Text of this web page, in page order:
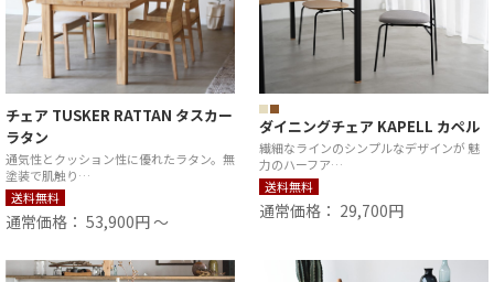
チェア TUSKER RATTAN タスカー
ラタン
通気性とクッション性に優れたラタン。無
塗装で肌触り…
送料無料
通常価格： 53,900円 ～
ダイニングチェア KAPELL カペル
繊細なラインのシンプルなデザインが 魅
力のハーフア…
送料無料
通常価格： 29,700円